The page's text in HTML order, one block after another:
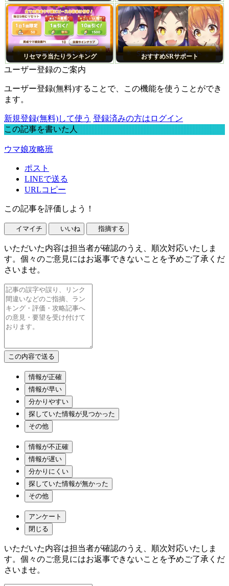
リセマラ当たりランキング おすすめSRサポート
ユーザー登録のご案内
ユーザー登録(無料)することで、この機能を使うことができ
ます。
新規登録(無料)して使う 登録済みの方はログイン
この記事を書いた人
ウマ娘攻略班
ポスト
LINEで送る
URLコピー
この記事を評価しよう！
イマイチ いいね 指摘する
いただいた内容は担当者が確認のうえ、順次対応いたしま
す。個々のご意見にはお返事できないことを予めご了承くだ
さいませ。
情報が正確
情報が早い
分かりやすい
探していた情報が見つかった
その他
情報が不正確
情報が遅い
分かりにくい
探していた情報が無かった
その他
アンケート
閉じる
いただいた内容は担当者が確認のうえ、順次対応いたしま
す。個々のご意見にはお返事できないことを予めご了承くだ
さいませ。